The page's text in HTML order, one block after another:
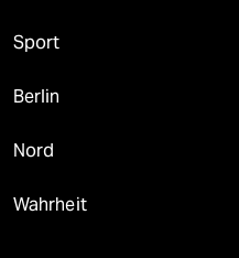
Sport
Berlin
Nord
Wahrheit